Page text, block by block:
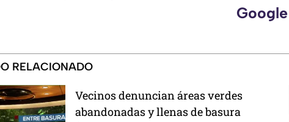
RELACIONADO
Vecinos denuncian áreas verdes
abandonadas y llenas de basura